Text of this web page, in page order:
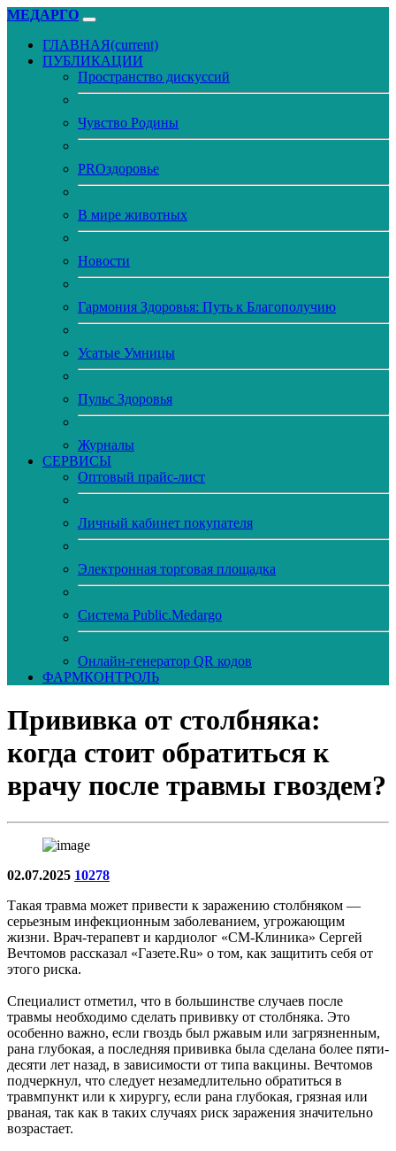
МЕДАРГО
ГЛАВНАЯ(current)
ПУБЛИКАЦИИ
Пространство дискуссий
Чувство Родины
PROздоровье
В мире животных
Новости
Гармония Здоровья: Путь к Благополучию
Усатые Умницы
Пульс Здоровья
Журналы
CЕРВИСЫ
Оптовый прайс-лист
Личный кабинет покупателя
Электронная торговая площадка
Система Public.Medargo
Онлайн-генератор QR кодов
ФАРМКОНТРОЛЬ
Прививка от столбняка:
когда стоит обратиться к
врачу после травмы гвоздем?
02.07.2025 10278
Такая травма может привести к заражению столбняком —
серьезным инфекционным заболеванием, угрожающим
жизни. Врач-терапевт и кардиолог «СМ-Клиника» Сергей
Вечтомов рассказал «Газете.Ru» о том, как защитить себя от
этого риска.
Специалист отметил, что в большинстве случаев после
травмы необходимо сделать прививку от столбняка. Это
особенно важно, если гвоздь был ржавым или загрязненным,
рана глубокая, а последняя прививка была сделана более пяти-
десяти лет назад, в зависимости от типа вакцины. Вечтомов
подчеркнул, что следует незамедлительно обратиться в
травмпункт или к хирургу, если рана глубокая, грязная или
рваная, так как в таких случаях риск заражения значительно
возрастает.